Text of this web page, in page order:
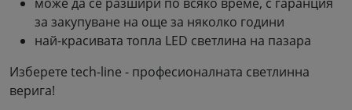
за закупуване на още за няколко години
най-красивата топла LED светлина на пазара
Изберете tech-line - професионалната светлинна
верига!